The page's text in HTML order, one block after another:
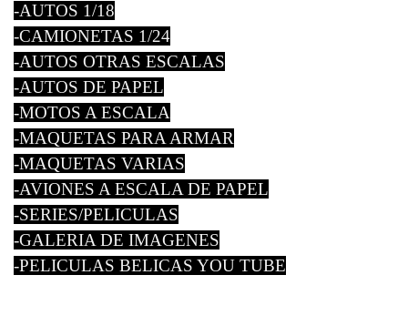
-AUTOS 1/18
-CAMIONETAS 1/24
-AUTOS OTRAS ESCALAS
-AUTOS DE PAPEL
-MOTOS A ESCALA
-MAQUETAS PARA ARMAR
-MAQUETAS VARIAS
-AVIONES A ESCALA DE PAPEL
-SERIES/PELICULAS
-GALERIA DE IMAGENES
-PELICULAS BELICAS YOU TUBE